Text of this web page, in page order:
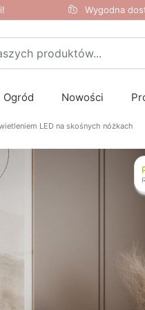
Wygodna
Ogród Nowości
LED na skośnych nóżkach